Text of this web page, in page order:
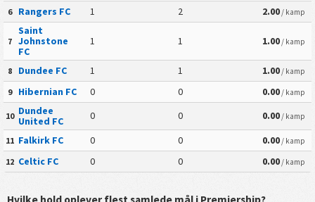
6 Rangers FC 1 2 2.00/ kamp
7
Saint
Johnstone
FC
1 1 1.00/ kamp
8 Dundee FC 1 1 1.00/ kamp
9 Hibernian FC 0 0 0.00/ kamp
10 Dundee
United FC
0 0 0.00/ kamp
11 Falkirk FC 0 0 0.00/ kamp
12 Celtic FC 0 0 0.00/ kamp